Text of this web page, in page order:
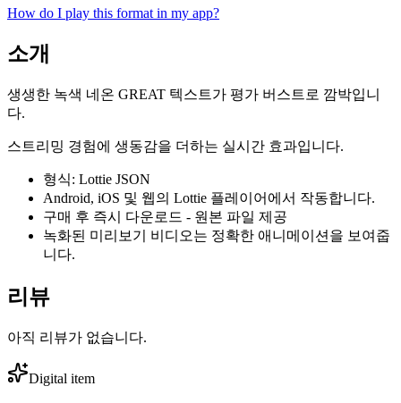
How do I play this format in my app?
소개
생생한 녹색 네온 GREAT 텍스트가 평가 버스트로 깜박입니
다.
스트리밍 경험에 생동감을 더하는 실시간 효과입니다.
형식: Lottie JSON
Android, iOS 및 웹의 Lottie 플레이어에서 작동합니다.
구매 후 즉시 다운로드 - 원본 파일 제공
녹화된 미리보기 비디오는 정확한 애니메이션을 보여줍
니다.
리뷰
아직 리뷰가 없습니다.
Digital item